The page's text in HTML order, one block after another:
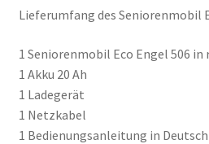
Lieferumfang des Seniorenmobil
1 Seniorenmobil Eco Engel 506 in
1 Akku 20 Ah
1 Ladegerät
1 Netzkabel
1 Bedienungsanleitung in Deutsch